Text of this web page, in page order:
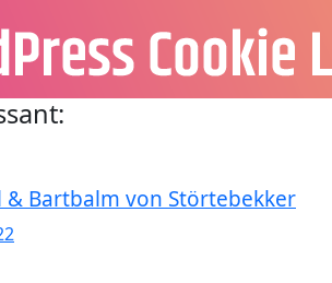
& Bartbalm von Störtebekker